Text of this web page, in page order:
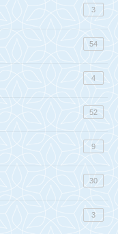
3
54
4
52
9
30
3